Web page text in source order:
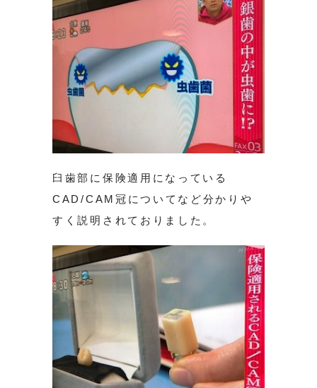
臼歯部に保険適用になっている
CAD/CAM冠についてなど分かりや
すく説明されておりました。